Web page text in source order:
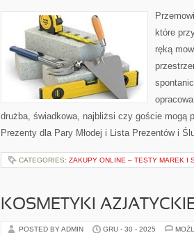
które
ręką
drużba, świadkowa, najbliżsi czy goście mogą
Prezenty dla Pary Młodej i Lista Prezentów i
CATEGORIES: ZAKUPY ONLINE – TESTY MAREK I
KOSMETYKI
POSTED BY ADMIN GRU - 30 - 2025